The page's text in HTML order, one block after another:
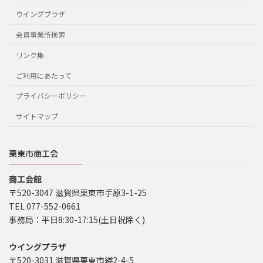
ウイングプラザ
会員事業所検索
リンク集
ご利用にあたって
プライバシーポリシー
サイトマップ
栗東市商工会
商工会館
〒520-3047 滋賀県栗東市手原3-1-25
TEL 077-552-0661
事務局：平日8:30-17:15(土日祝除く)
ウイングプラザ
〒520-3031 滋賀県栗東市綣2-4-5